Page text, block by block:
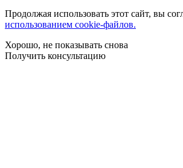
Продолжая использовать этот сайт, вы
использованием cookie-файлов.
Хорошо, не показывать снова
Получить консультацию